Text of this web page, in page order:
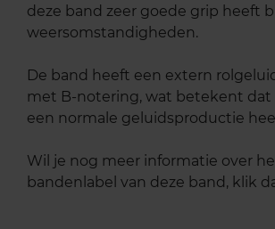
deze band zeer goede grip heeft
weersomstandigheden.
De band heeft een extern
met B-notering, wat betekent dat
een normale geluidsproductie
Wil je nog meer informatie over
bandenlabel van deze band, klik